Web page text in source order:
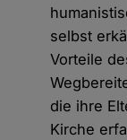
selbst
Vorteile
die ihre
Kirche